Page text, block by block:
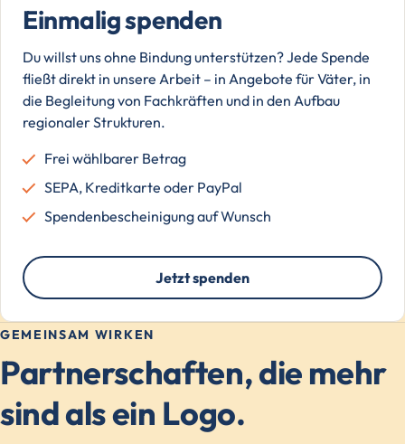
Einmalig spenden
Du willst uns ohne Bindung unterstützen? Jede Spende
fließt direkt in unsere Arbeit – in Angebote für Väter, in
die Begleitung von Fachkräften und in den Aufbau
regionaler Strukturen.
Frei wählbarer Betrag
SEPA, Kreditkarte oder PayPal
Spendenbescheinigung auf Wunsch
Jetzt spenden
GEMEINSAM WIRKEN
Partnerschaften, die mehr
sind als ein Logo.